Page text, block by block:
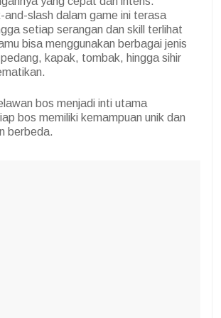
and-slash dalam game ini terasa
setiap serangan dan skill terlihat
bisa menggunakan berbagai jenis
kapak, tombak, hingga sihir
bos menjadi inti utama
bos memiliki kemampuan unik dan
berbeda.